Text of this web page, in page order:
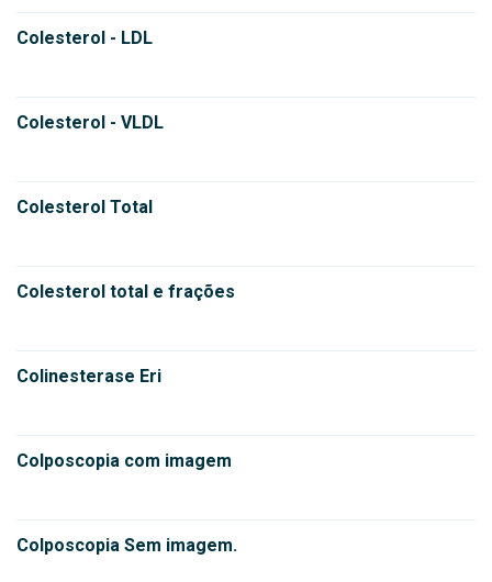
Colesterol - LDL
Colesterol - VLDL
Colesterol Total
Colesterol total e frações
Colinesterase Eri
Colposcopia com imagem
Colposcopia Sem imagem.